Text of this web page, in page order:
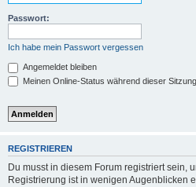
Passwort:
Ich habe mein Passwort vergessen
Angemeldet bleiben
Meinen Online-Status während dieser
REGISTRIEREN
Du musst in diesem Forum registriert sein,
Registrierung ist in wenigen Augenblicken